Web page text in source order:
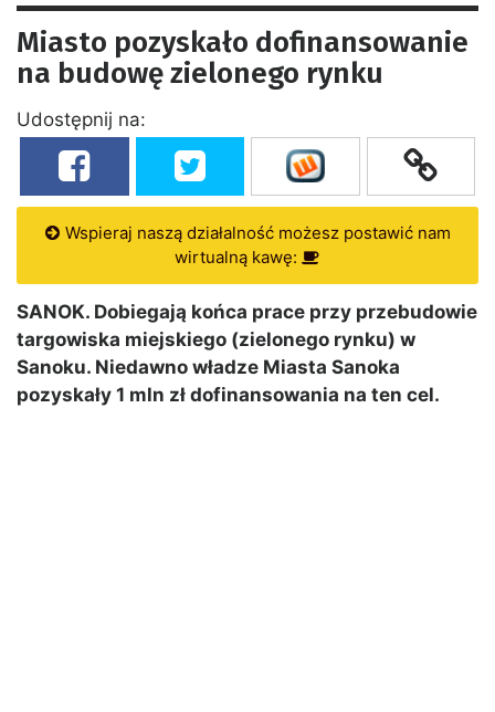
Miasto pozyskało dofinansowanie
na budowę zielonego rynku
Udostępnij na:
Wspieraj naszą działalność możesz postawić nam
wirtualną kawę:
SANOK. Dobiegają końca prace przy przebudowie
targowiska miejskiego (zielonego rynku) w
Sanoku. Niedawno władze Miasta Sanoka
pozyskały 1 mln zł dofinansowania na ten cel.